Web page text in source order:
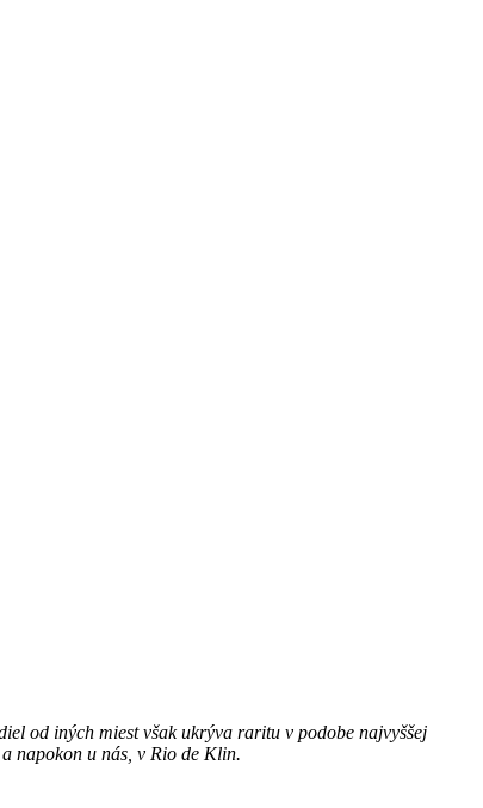
od iných miest však ukrýva raritu v podobe najvyššej
napokon u nás, v Rio de Klin.